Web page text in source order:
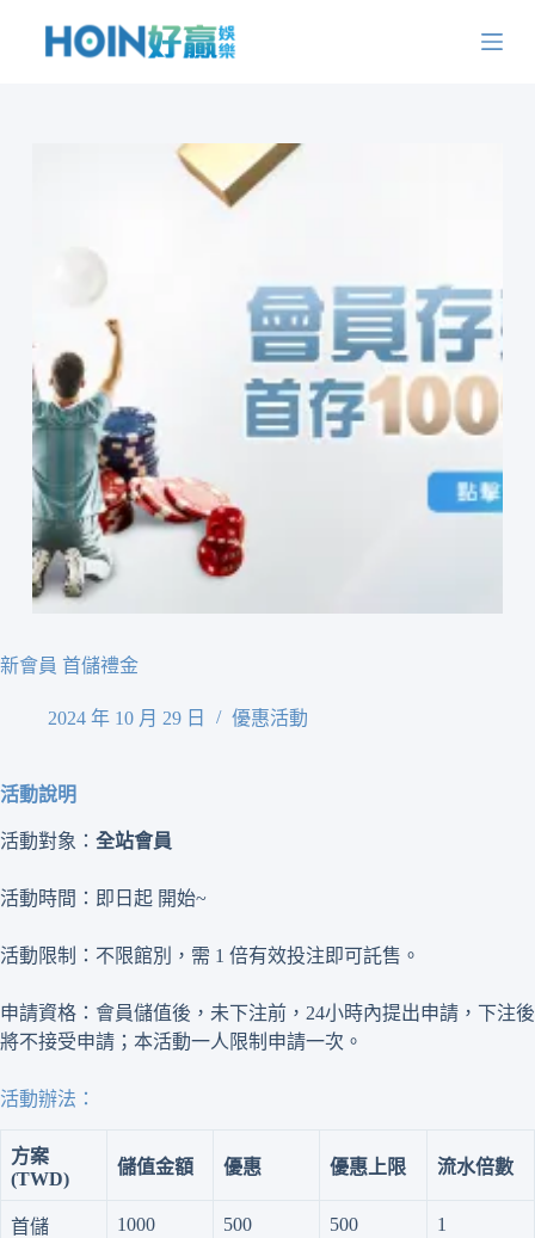
新會員 首儲禮金
2024 年 10 月 29 日 優惠活動
活動說明
活動對象： 全站會員
活動時間：即日起 開始~
活動限制：不限館別，需 1 倍有效投注即可託售。
申請資格：會員儲值後，未下注前，24小時內提出申請，下注後
將不接受申請；本活動一人限制申請一次。
活動辦法：
方案
(TWD)
儲值金額 優惠 優惠上 限 流水倍數
首儲 1000 500 500 1